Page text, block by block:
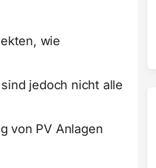
wie
jedoch nicht alle
von PV Anlagen